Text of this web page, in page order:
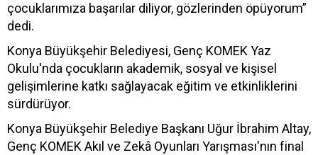
çocuklarımıza başarılar diliyor, gözlerinden öpüyorum”
dedi.
Konya Büyükşehir Belediyesi, Genç KOMEK Yaz
Okulu'nda çocukların akademik, sosyal ve kişisel
gelişimlerine katkı sağlayacak eğitim ve etkinliklerini
sürdürüyor.
Konya Büyükşehir Belediye Başkanı Uğur İbrahim Altay,
Genç KOMEK Akıl ve Zekâ Oyunları Yarışması'nın final